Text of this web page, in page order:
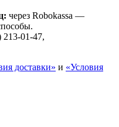
через Robokassa —
213-01-47,
доставки» и «Условия